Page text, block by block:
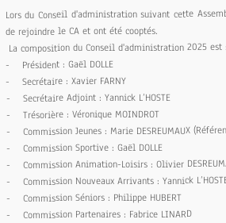
Lors du Conseil d'administration suivant cette
de rejoindre le CA et ont été cooptés.
La composition du Conseil d'administration 2025 est :
- Président : Gaël DOLLE
- Secrétaire : Xavier FARNY
- Secrétaire Adjoint : Yannick L’HOSTE
- Trésorière : Véronique MOINDROT
- Commission Jeunes : Marie DESREUMAUX
- Commission Sportive : Gaël DOLLE
- Commission Animation-Loisirs : Olivier
- Commission Nouveaux Arrivants : Yannick
- Commission Séniors : Philippe HUBERT
- Commission Partenaires : Fabrice LINARD